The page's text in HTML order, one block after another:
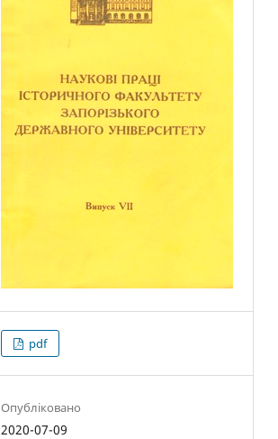
pdf
Опубліковано
2020-07-09